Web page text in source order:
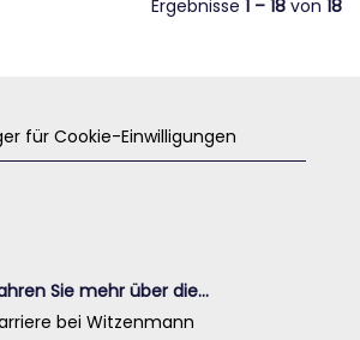
Ergebnisse 1 – 18 von 18
für Cookie-Einwilligungen
Sie mehr über die...
bei Witzenmann